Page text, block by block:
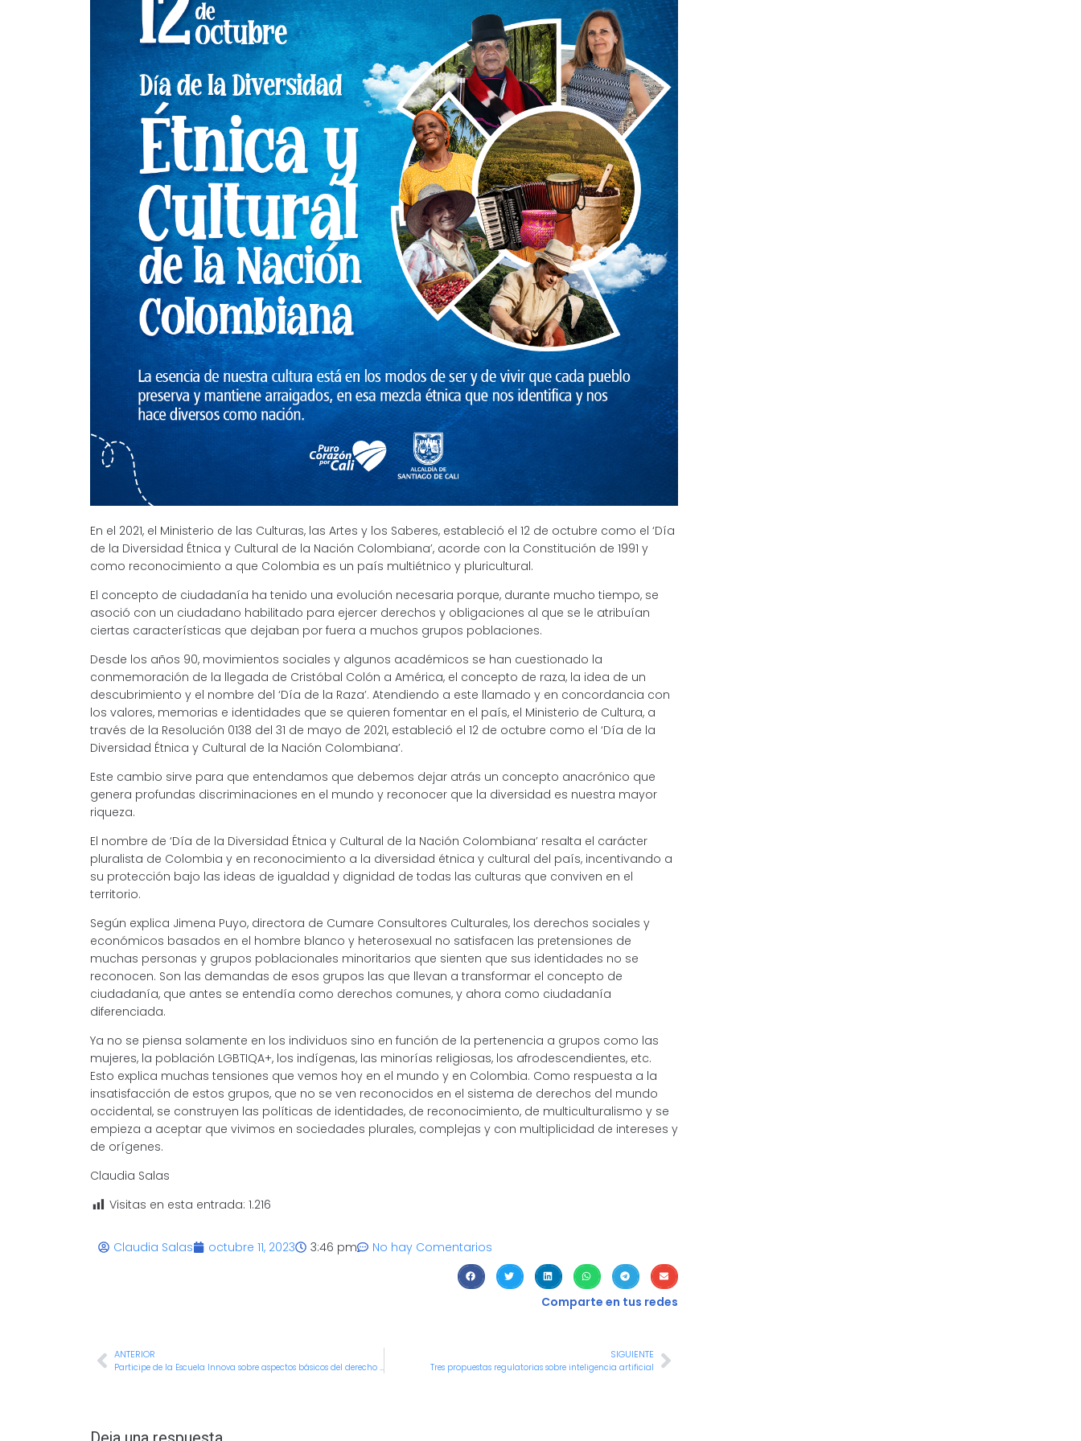
En el 2021, el Ministerio de las Culturas, las Artes y los Saberes, estableció el 12 de octubre como el ‘Día
de la Diversidad Étnica y Cultural de la Nación Colombiana’, acorde con la Constitución de 1991 y
como reconocimiento a que Colombia es un país multiétnico y pluricultural.
El concepto de ciudadanía ha tenido una evolución necesaria porque, durante mucho tiempo, se
asoció con un ciudadano habilitado para ejercer derechos y obligaciones al que se le atribuían
ciertas características que dejaban por fuera a muchos grupos poblaciones.
Desde los años 90, movimientos sociales y algunos académicos se han cuestionado la
conmemoración de la llegada de Cristóbal Colón a América, el concepto de raza, la idea de un
descubrimiento y el nombre del ‘Día de la Raza’. Atendiendo a este llamado y en concordancia con
los valores, memorias e identidades que se quieren fomentar en el país, el Ministerio de Cultura, a
través de la Resolución 0138 del 31 de mayo de 2021, estableció el 12 de octubre como el ‘Día de la
Diversidad Étnica y Cultural de la Nación Colombiana’.
Este cambio sirve para que entendamos que debemos dejar atrás un concepto anacrónico que
genera profundas discriminaciones en el mundo y reconocer que la diversidad es nuestra mayor
riqueza.
El nombre de ‘Día de la Diversidad Étnica y Cultural de la Nación Colombiana’ resalta el carácter
pluralista de Colombia y en reconocimiento a la diversidad étnica y cultural del país, incentivando a
su protección bajo las ideas de igualdad y dignidad de todas las culturas que conviven en el
territorio.
Según explica Jimena Puyo, directora de Cumare Consultores Culturales, los derechos sociales y
económicos basados en el hombre blanco y heterosexual no satisfacen las pretensiones de
muchas personas y grupos poblacionales minoritarios que sienten que sus identidades no se
reconocen. Son las demandas de esos grupos las que llevan a transformar el concepto de
ciudadanía, que antes se entendía como derechos comunes, y ahora como ciudadanía
diferenciada.
Ya no se piensa solamente en los individuos sino en función de la pertenencia a grupos como las
mujeres, la población LGBTIQA+, los indígenas, las minorías religiosas, los afrodescendientes, etc.
Esto explica muchas tensiones que vemos hoy en el mundo y en Colombia. Como respuesta a la
insatisfacción de estos grupos, que no se ven reconocidos en el sistema de derechos del mundo
occidental, se construyen las políticas de identidades, de reconocimiento, de multiculturalismo y se
empieza a aceptar que vivimos en sociedades plurales, complejas y con multiplicidad de intereses y
de orígenes.
Claudia Salas
Visitas en esta entrada: 1.216
Claudia Salas octubre 11, 2023 3:46 pm No hay Comentarios
Comparte en tus redes
ANTERIOR
Participe de la Escuela Innova sobre aspectos básicos del derecho de autor
SIGUIENTE
Tres propuestas regulatorias sobre inteligencia artificial